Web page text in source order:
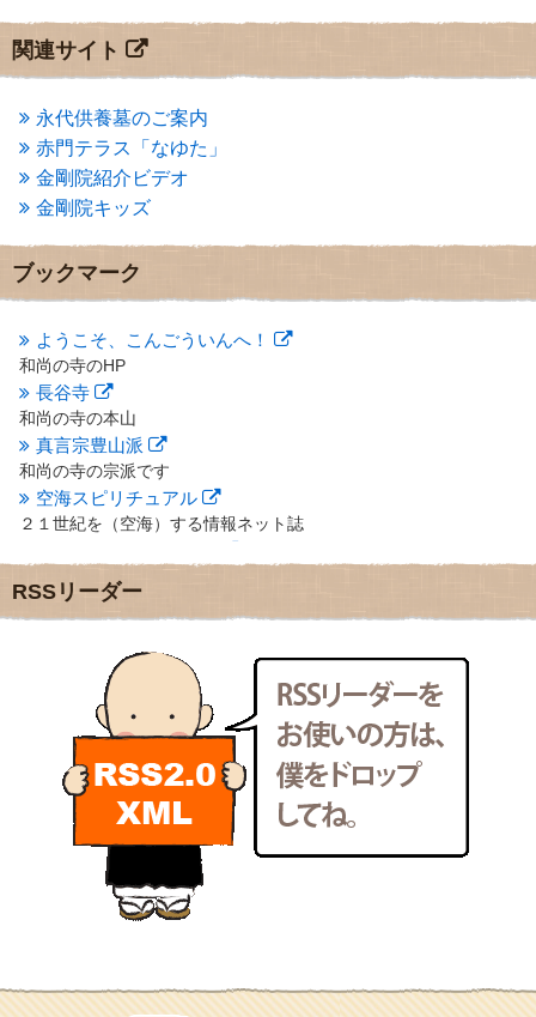
2013年8月
(7)
2013年7月
(7)
2013年5月(13)
2013年4月(1)
2013年3月 (4)
2013年2月(6)
2013年1月(6)
2012年12月(7)
2012年11月(7)
2012年10月
2012年8月
(9)
2012年7月(10)
2012年6月
2012年5月(16)
2012年4月 (16)
2012年3月(17)
2012年2月(20)
2012年1月(25)
2011年11月(28)
2011年10月(31)
2011年9月(24)
2011年7月(18)
2011年6月
2011年5月
(15)
2011年4月(17)
2011年3月(15)
2011年2月
2011年1月(22)
2010年12月(21)
2010年11月
2010年10月(13)
(16)
2010年6月(18)
関連サイト
永代供養墓のご案内
赤門テラス「なゆた」
金剛院紹介ビデオ
金剛院キッズ
ブックマーク
ようこそ、こんごういんへ！
和尚の寺のHP
長谷寺
和尚の寺の本山
真言宗豊山派
和尚の寺の宗派です
空海スピリチュアル
２１世紀を（空海）する情報ネット誌
地域のライターさんです
小豆島 圓満寺
新聞屋の道具箱
新聞社で使われる用語の解説など
makotoさんの御符内巡礼記
東京の巡礼記です
POLYHEDON
いろいろなことが書いてあるよ
bunchan
あちこち行って！
目白鍼灸院
日本人の繊細な体質にあわせた、やさしく気持ちよい鍼灸治療で
ほうげん日記
RSSリーダー